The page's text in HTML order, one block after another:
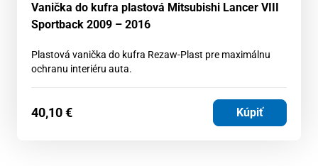
Vanička do kufra plastová Mitsubishi Lancer VIII
Sportback 2009 – 2016
Plastová vanička do kufra Rezaw-Plast pre maximálnu
ochranu interiéru auta.
40,10€ Kúpiť